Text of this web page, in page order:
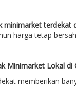
minimarket terdekat
harga tetap
Minimarket Lokal di
memberikan